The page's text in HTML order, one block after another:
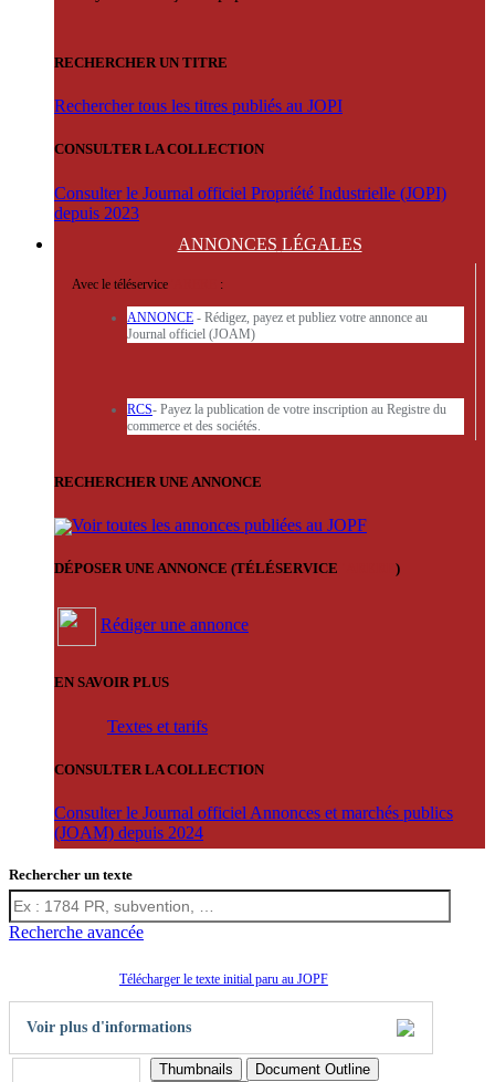
RECHERCHER UN TITRE
Rechercher tous les titres publiés au JOPI
CONSULTER LA COLLECTION
Consulter le Journal officiel Propriété Industrielle (JOPI)
depuis 2023
ANNONCES LÉGALES
Avec le téléservice :
ANNONCE - Rédigez, payez et publiez votre annonce au
Journal officiel (JOAM)
RCS- Payez la publication de votre inscription au Registre du
commerce et des sociétés.
RECHERCHER UNE ANNONCE
Voir toutes les annonces publiées au JOPF
DÉPOSER UNE ANNONCE (TÉLÉSERVICE )
Rédiger une annonce
EN SAVOIR PLUS
Textes et tarifs
CONSULTER LA COLLECTION
Consulter le Journal officiel Annonces et marchés publics
(JOAM) depuis 2024
Rechercher un texte
Recherche avancée
Télécharger le texte initial paru au JOPF
Voir plus d'informations
Thumbnails
Document Outline